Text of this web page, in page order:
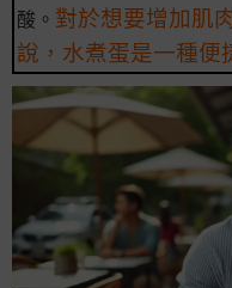
酸。 對於想要增加肌
說，水煮蛋是一種便